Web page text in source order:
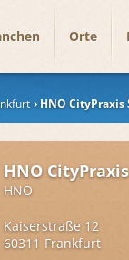
Orte
HNO
HNO
HNO
Kaiserstraße 12
60311 Frankfurt